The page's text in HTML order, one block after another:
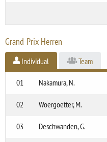
Grand-Prix Herren
Individual Team
01 Nakamura, N.
02 Woergoetter, M.
03 Deschwanden, G.